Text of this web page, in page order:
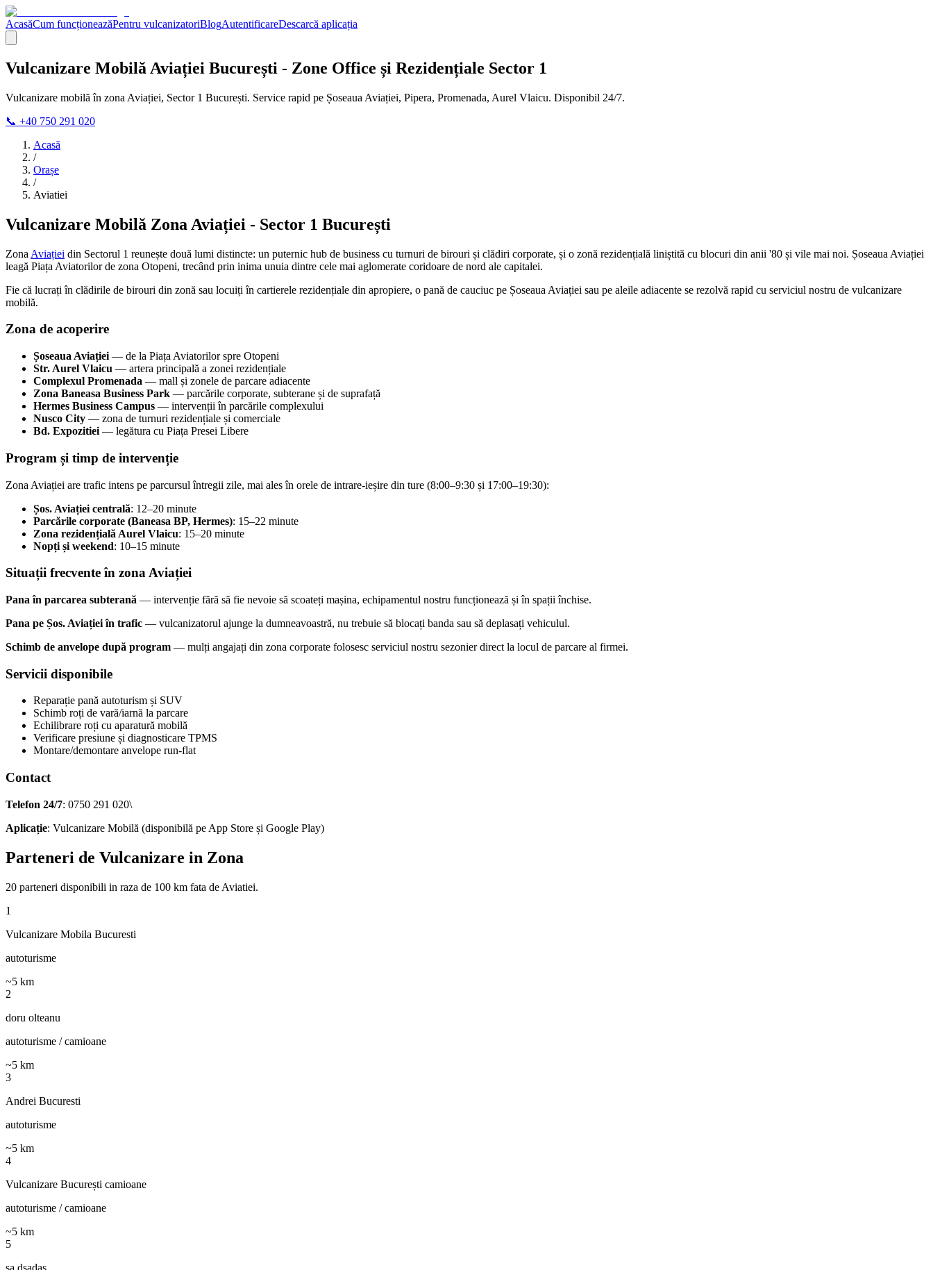
AcasăCum funcționeazăPentru vulcanizatoriBlogAutentificareDescarcă aplicația
Vulcanizare Mobilă Aviației București - Zone Office și Rezidențiale Sector 1
Vulcanizare mobilă în zona Aviației, Sector 1 București. Service rapid pe Șoseaua Aviației, Pipera, Promenada, Aurel Vlaicu. Disponibil 24/7.
📞 +40 750 291 020
Acasă
/
Orașe
/
Aviatiei
Vulcanizare Mobilă Zona Aviației - Sector 1 București
Zona Aviației din Sectorul 1 reunește două lumi distincte: un puternic hub de business cu turnuri de birouri și clădiri corporate, și o zonă rezidențială liniștită cu blocuri din anii '80 și vile mai noi. Șoseaua Aviației
leagă Piața Aviatorilor de zona Otopeni, trecând prin inima unuia dintre cele mai aglomerate coridoare de nord ale capitalei.
Fie că lucrați în clădirile de birouri din zonă sau locuiți în cartierele rezidențiale din apropiere, o pană de cauciuc pe Șoseaua Aviației sau pe aleile adiacente se rezolvă rapid cu serviciul nostru de vulcanizare
mobilă.
Zona de acoperire
Șoseaua Aviației — de la Piața Aviatorilor spre Otopeni
Str. Aurel Vlaicu — artera principală a zonei rezidențiale
Complexul Promenada — mall și zonele de parcare adiacente
Zona Baneasa Business Park — parcările corporate, subterane și de suprafață
Hermes Business Campus — intervenții în parcările complexului
Nusco City — zona de turnuri rezidențiale și comerciale
Bd. Expozitiei — legătura cu Piața Presei Libere
Program și timp de intervenție
Zona Aviației are trafic intens pe parcursul întregii zile, mai ales în orele de intrare-ieșire din ture (8:00–9:30 și 17:00–19:30):
Șos. Aviației centrală: 12–20 minute
Parcările corporate (Baneasa BP, Hermes): 15–22 minute
Zona rezidențială Aurel Vlaicu: 15–20 minute
Nopți și weekend: 10–15 minute
Situații frecvente în zona Aviației
Pana în parcarea subterană — intervenție fără să fie nevoie să scoateți mașina, echipamentul nostru funcționează și în spații închise.
Pana pe Șos. Aviației în trafic — vulcanizatorul ajunge la dumneavoastră, nu trebuie să blocați banda sau să deplasați vehiculul.
Schimb de anvelope după program — mulți angajați din zona corporate folosesc serviciul nostru sezonier direct la locul de parcare al firmei.
Servicii disponibile
Reparație pană autoturism și SUV
Schimb roți de vară/iarnă la parcare
Echilibrare roți cu aparatură mobilă
Verificare presiune și diagnosticare TPMS
Montare/demontare anvelope run-flat
Contact
Telefon 24/7: 0750 291 020\
Aplicație: Vulcanizare Mobilă (disponibilă pe App Store și Google Play)
Parteneri de Vulcanizare in Zona
20 parteneri disponibili in raza de 100 km fata de Aviatiei.
1
Vulcanizare Mobila Bucuresti
autoturisme
~5 km
2
doru olteanu
autoturisme / camioane
~5 km
3
Andrei Bucuresti
autoturisme
~5 km
4
Vulcanizare București camioane
autoturisme / camioane
~5 km
5
sa dsadas